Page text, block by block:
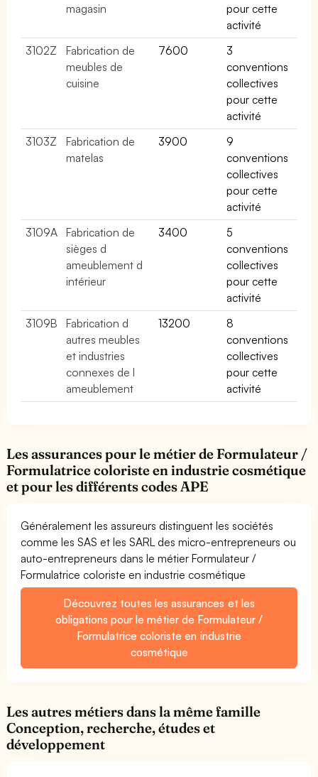
magasin
pour cette
activité
3102Z
Fabrication de
meubles de
cuisine
7600
3
conventions
collectives
pour cette
activité
3103Z
Fabrication de
matelas
3900
9
conventions
collectives
pour cette
activité
3109A
Fabrication de
sièges d
ameublement d
intérieur
3400
5
conventions
collectives
pour cette
activité
3109B
Fabrication d
autres meubles
et industries
connexes de l
ameublement
13200
8
conventions
collectives
pour cette
activité
Les assurances pour le métier de Formulateur /
Formulatrice coloriste en industrie cosmétique
et pour les différents codes APE
Généralement les assureurs distinguent les sociétés
comme les SAS et les SARL des micro-entrepreneurs ou
auto-entrepreneurs dans le métier Formulateur /
Formulatrice coloriste en industrie cosmétique
Découvrez toutes les assurances et les
obligations pour le métier de Formulateur /
Formulatrice coloriste en industrie
cosmétique
Les autres métiers dans la même famille
Conception, recherche, études et
développement